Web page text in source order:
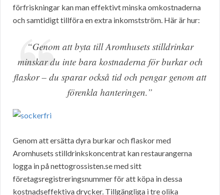
förfriskningar kan man effektivt minska omkostnaderna
och samtidigt tillföra en extra inkomstström. Här är hur:
“Genom att byta till Aromhusets stilldrinkar
minskar du inte bara kostnaderna för burkar och
flaskor – du sparar också tid och pengar genom att
förenkla hanteringen.”
Genom att ersätta dyra burkar och flaskor med
Aromhusets stilldrinkskoncentrat kan restaurangerna
logga in på nettogrossisten.se med sitt
företagsregistreringsnummer för att köpa in dessa
kostnadseffektiva drycker. Tillgängliga i tre olika